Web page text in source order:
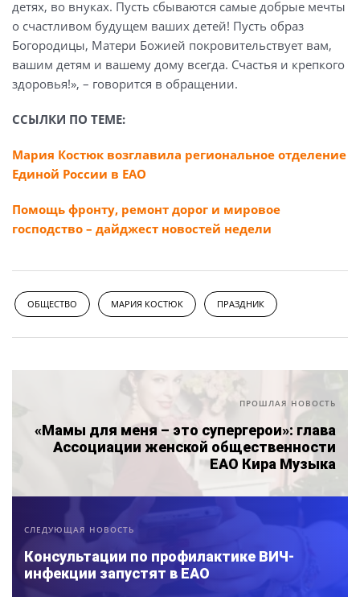
детях, во внуках. Пусть сбываются самые добрые мечты
о счастливом будущем ваших детей! Пусть образ
Богородицы, Матери Божией покровительствует вам,
вашим детям и вашему дому всегда. Счастья и крепкого
здоровья!», – говорится в обращении.
ССЫЛКИ ПО ТЕМЕ:
Мария Костюк возглавила региональное отделение
Единой России в ЕАО
Помощь фронту, ремонт дорог и мировое
господство – дайджест новостей недели
ОБЩЕСТВО МАРИЯ КОСТЮК ПРАЗДНИК
ПРОШЛАЯ НОВОСТЬ
«Мамы для меня – это супергерои»: глава
Ассоциации женской общественности
ЕАО Кира Музыка
СЛЕДУЮЩАЯ НОВОСТЬ
Консультации по профилактике ВИЧ-
инфекции запустят в ЕАО